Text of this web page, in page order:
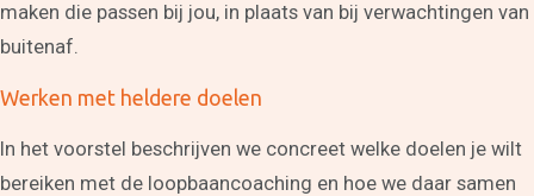
maken die passen bij jou, in plaats van bij verwachtingen van
buitenaf.
Werken met heldere doelen
In het voorstel beschrijven we concreet welke doelen je wilt
bereiken met de loopbaancoaching en hoe we daar samen